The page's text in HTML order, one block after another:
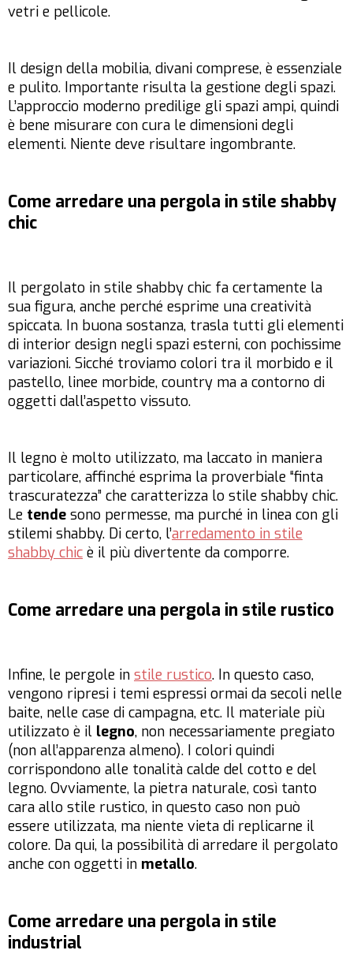
vetri e pellicole.
Il design della mobilia, divani comprese, è essenziale
e pulito. Importante risulta la gestione degli spazi.
L’approccio moderno predilige gli spazi ampi, quindi
è bene misurare con cura le dimensioni degli
elementi. Niente deve risultare ingombrante.
Come arredare una pergola in stile shabby
chic
Il pergolato in stile shabby chic fa certamente la
sua figura, anche perché esprime una creatività
spiccata. In buona sostanza, trasla tutti gli elementi
di interior design negli spazi esterni, con pochissime
variazioni. Sicché troviamo colori tra il morbido e il
pastello, linee morbide, country ma a contorno di
oggetti dall’aspetto vissuto.
Il legno è molto utilizzato, ma laccato in maniera
particolare, affinché esprima la proverbiale “finta
trascuratezza” che caratterizza lo stile shabby chic.
Le tende sono permesse, ma purché in linea con gli
stilemi shabby. Di certo, l’arredamento in stile
shabby chic è il più divertente da comporre.
Come arredare una pergola in stile rustico
Infine, le pergole in stile rustico. In questo caso,
vengono ripresi i temi espressi ormai da secoli nelle
baite, nelle case di campagna, etc. Il materiale più
utilizzato è il legno, non necessariamente pregiato
(non all’apparenza almeno). I colori quindi
corrispondono alle tonalità calde del cotto e del
legno. Ovviamente, la pietra naturale, così tanto
cara allo stile rustico, in questo caso non può
essere utilizzata, ma niente vieta di replicarne il
colore. Da qui, la possibilità di arredare il pergolato
anche con oggetti in metallo.
Come arredare una pergola in stile
industrial